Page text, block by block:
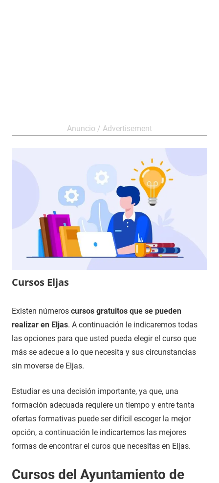
Cursos Eljas
17
de
noviembre
2020
Maria
Cursos
en
Cáceres
Existen números cursos gratuitos que se pueden
realizar en Eljas. A continuación le indicaremos todas
las opciones para que usted pueda elegir el curso que
más se adecue a lo que necesita y sus circunstancias
sin moverse de Eljas.
Estudiar es una decisión importante, ya que, una
formación adecuada requiere un tiempo y entre tanta
ofertas formativas puede ser difícil escoger la mejor
opción, a continuación le indicartemos las mejores
formas de encontrar el curos que necesitas en Eljas.
Cursos del Ayuntamiento de